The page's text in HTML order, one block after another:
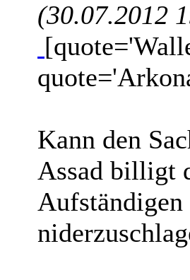
(30.07.2012
Kann den
Assad billigt